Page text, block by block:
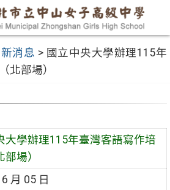
消息 > 國立中央大學辦理115年
北部場）
大學辦理115年臺灣客語寫作培
場）
月 05 日